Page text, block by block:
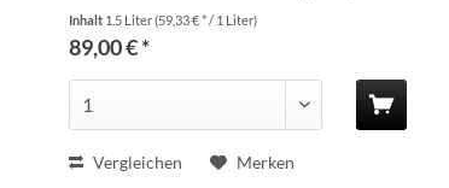
Inhalt 1.5 Liter(59,33 € * / 1 Liter)
89,00 € *
Vergleichen Merken